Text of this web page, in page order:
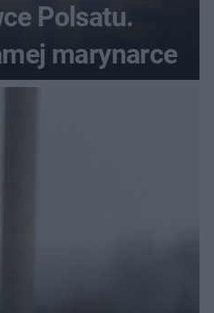
Polsatu.
marynarce